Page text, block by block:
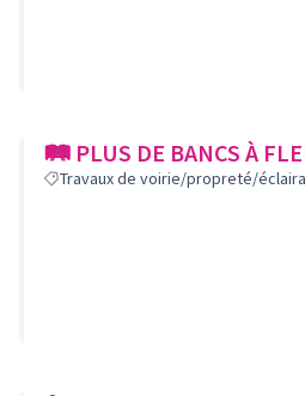
🛤 PLUS DE BANCS À
Travaux de voirie/propreté/